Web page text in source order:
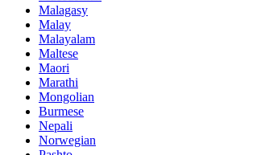
Malagasy
Malay
Malayalam
Maltese
Maori
Marathi
Mongolian
Burmese
Nepali
Norwegian